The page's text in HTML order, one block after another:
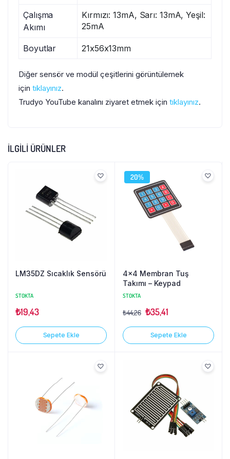
Çalışma
Akımı
Kırmızı: 13mA, Sarı: 13mA, Yeşil:
25mA
Boyutlar 21x56x13mm
Diğer sensör ve modül çeşitlerini görüntülemek
için tıklayınız.
Trudyo YouTube kanalını ziyaret etmek için tıklayınız.
İLGILI ÜRÜNLER
LM35DZ Sıcaklık Sensörü
STOKTA
₺19,43
Sepete Ekle
20%
4×4 Membran Tuş
Takımı – Keypad
STOKTA
₺44,26 ₺35,41
Sepete Ekle